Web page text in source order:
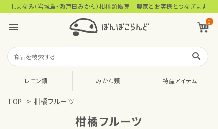
しまなみ（岩城島・瀬戸田みかん）柑橘類販売 農家とお客様とつなぎます
menu 0
search
レモン類 みかん類 特産アイテム
TOP > 柑橘フルーツ
柑橘フルーツ